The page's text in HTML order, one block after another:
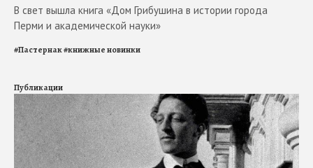
В свет вышла книга «Дом Грибушина в истории города
Перми и академической науки»
#Пастернак#книжные новинки
Публикации